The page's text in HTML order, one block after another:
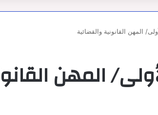
المهن القانونية والقضائية
المهن